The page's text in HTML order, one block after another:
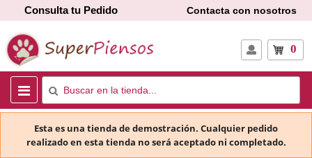
Consulta tu Pedido Contacta con nosotros
0
Esta es una tienda de demostración. Cualquier pedido
realizado en esta tienda no será aceptado ni completado.